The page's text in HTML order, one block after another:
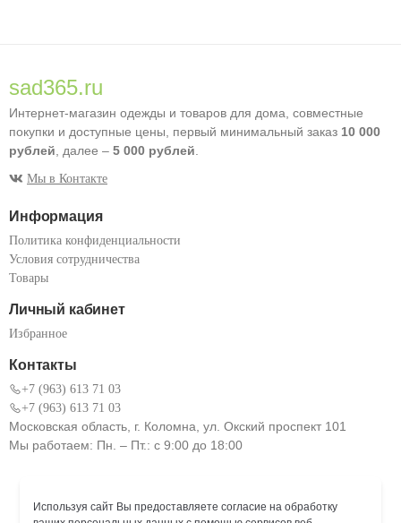
sad365.ru
Интернет-магазин одежды и товаров для дома, совместные
покупки и доступные цены, первый минимальный заказ 10 000
рублей , далее – 5 000 рублей
Мы в Контакте
Информация
Политика конфиденциальности
Условия сотрудничества
Товары
Личный кабинет
Избранное
Контакты
+7 (963) 613 71 03
+7 (963) 613 71 03
Московская область, г. Коломна, ул. Окский проспект 101
Мы работаем: Пн. – Пт.: с 9:00 до 18:00
Используя сайт Вы предоставляете согласие на обработку